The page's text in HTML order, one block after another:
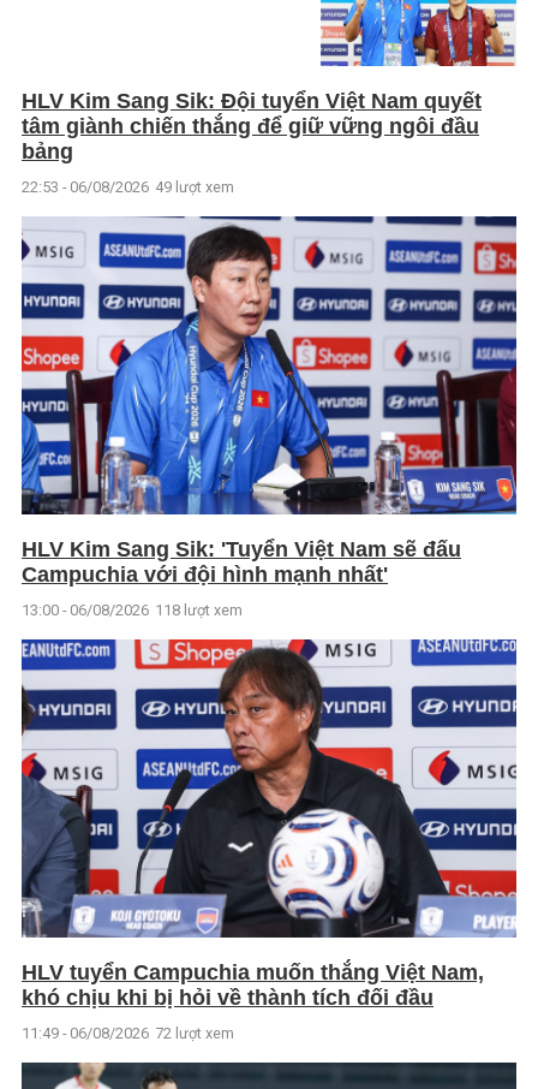
HLV Kim Sang Sik: Đội tuyển Việt Nam quyết
tâm giành chiến thắng để giữ vững ngôi đầu
bảng
22:53 - 06/08/2026 49 lượt xem
HLV Kim Sang Sik: 'Tuyển Việt Nam sẽ đấu
Campuchia với đội hình mạnh nhất'
13:00 - 06/08/2026 118 lượt xem
HLV tuyển Campuchia muốn thắng Việt Nam,
khó chịu khi bị hỏi về thành tích đối đầu
11:49 - 06/08/2026 72 lượt xem